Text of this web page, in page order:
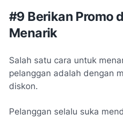
#9 Berikan Promo
Menarik
Salah satu cara untuk
pelanggan adalah dengan
diskon.
Pelanggan selalu suka